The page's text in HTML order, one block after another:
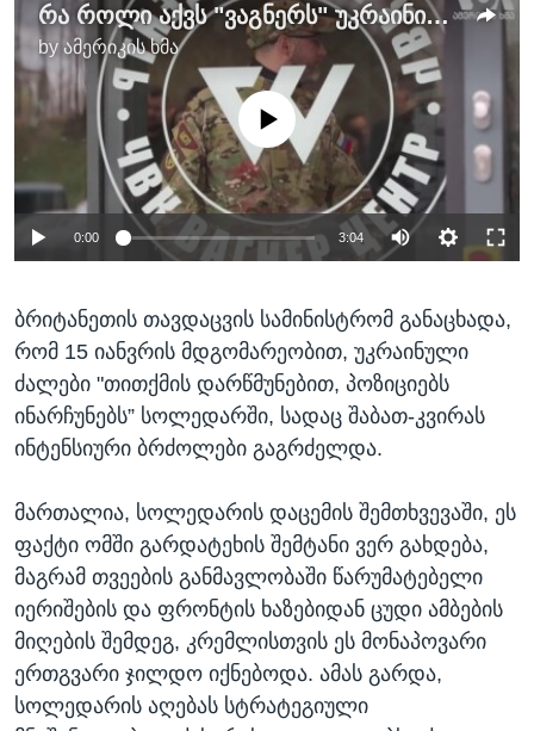
რა როლი აქვს "ვაგნერს" უკრაინის ომში?
by ამერიკის ხმა
No media source currently available
0:00 3:04
ბრიტანეთის თავდაცვის სამინისტრომ განაცხადა,
რომ 15 იანვრის მდგომარეობით, უკრაინული
ძალები "თითქმის დარწმუნებით, პოზიციებს
ინარჩუნებს” სოლედარში, სადაც შაბათ-კვირას
ინტენსიური ბრძოლები გაგრძელდა.
მართალია, სოლედარის დაცემის შემთხვევაში, ეს
ფაქტი ომში გარდატეხის შემტანი ვერ გახდება,
მაგრამ თვეების განმავლობაში წარუმატებელი
იერიშების და ფრონტის ხაზებიდან ცუდი ამბების
მიღების შემდეგ, კრემლისთვის ეს მონაპოვარი
ერთგვარი ჯილდო იქნებოდა. ამას გარდა,
სოლედარის აღებას სტრატეგიული